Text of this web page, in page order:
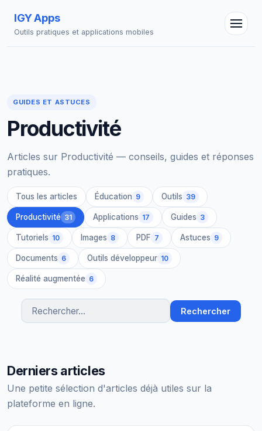
IGY Apps
Outils pratiques et applications mobiles
GUIDES ET ASTUCES
Productivité
Articles sur Productivité — conseils, guides et réponses
pratiques.
Tous les articles Éducation 9 Outils 39
Productivité 31 Applications 17 Guides 3
Tutoriels 10 Images 8 PDF 7 Astuces 9
Documents 6 Outils développeur 10
Réalité augmentée 6
Rechercher des articles
Rechercher
Derniers articles
Une petite sélection d'articles déjà utiles sur la
plateforme en ligne.
Assistant IGY